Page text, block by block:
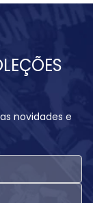
novidades e